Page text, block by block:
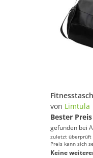
Inline-Skates &
Sportausrüstung
Sportausstattung
Sportbekleidung
von Limtula
Bester Preis
gefunden bei
zuletzt überprüft
Preis kann sich
Keine